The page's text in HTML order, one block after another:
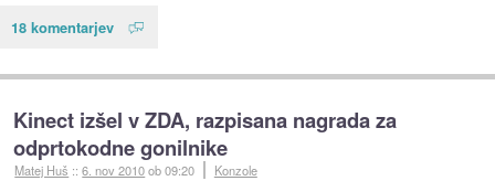
18 komentarjev
Kinect izšel v ZDA, razpisana nagrada za
odprtokodne gonilnike
Matej Huš ::6. nov 2010ob 09:20 Konzole